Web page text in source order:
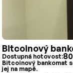
Bitcoinový
Dostupná hotovost:
Bitcoinový bankomat
jej na mapě.